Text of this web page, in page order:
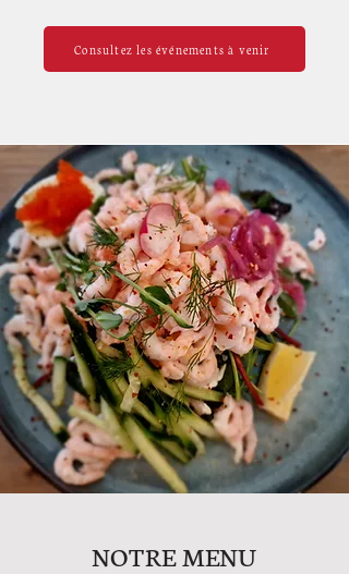
Consultez les événements à venir
NOTRE MENU